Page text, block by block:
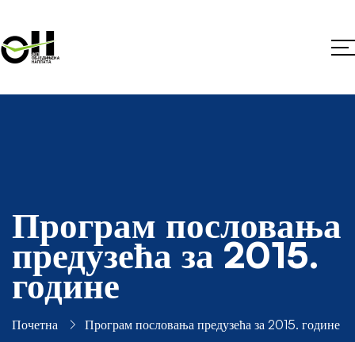
Програм пословања
предузећа за 2015.
године
Почетна Програм пословања предузећа за 2015. године